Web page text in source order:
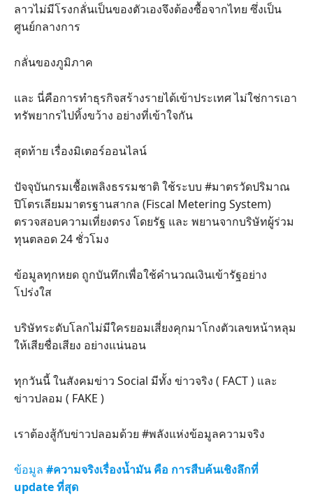
ลาวไม่มีโรงกลั่นเป็นของตัวเองจึงต้องซื้อจากไทย ซึ่งเป็น
ศูนย์กลางการ
กลั่นของภูมิภาค
และ นี่คือการทำธุรกิจสร้างรายได้เข้าประเทศ ไม่ใช่การเอา
ทรัพยากรไปทิ้งขว้าง อย่างที่เข้าใจกัน
สุดท้าย เรื่องมิเตอร์ออนไลน์
ปัจจุบันกรมเชื้อเพลิงธรรมชาติ ใช้ระบบ #มาตรวัดปริมาณ
ปิโตรเลียมมาตรฐานสากล (Fiscal Metering System)
ตรวจสอบความเที่ยงตรง โดยรัฐ และ พยานจากบริษัทผู้ร่วม
ทุนตลอด 24 ชั่วโมง
ข้อมูลทุกหยด ถูกบันทึกเพื่อใช้คำนวณเงินเข้ารัฐอย่าง
โปร่งใส
บริษัทระดับโลกไม่มีใครยอมเสี่ยงคุกมาโกงตัวเลขหน้าหลุม
ให้เสียชื่อเสียง อย่างแน่นอน
ทุกวันนี้ ในสังคมข่าว Social มีทั้ง ข่าวจริง ( FACT ) และ
ข่าวปลอม ( FAKE )
เราต้องสู้กับข่าวปลอมด้วย #พลังแห่งข้อมูลความจริง
ข้อมูล #ความจริงเรื่องน้ำมัน คือ การสืบค้นเชิงลึกที่
update ที่สุด